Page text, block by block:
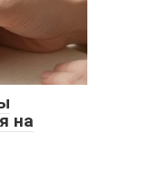
на